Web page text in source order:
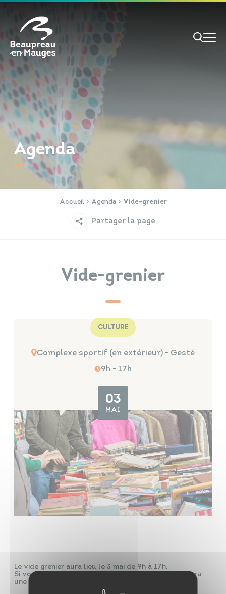
RECHERCHE
Agenda
Accueil Agenda Vide-grenier
Partager la page
Vide-grenier
CULTURE
Complexe sportif (en extérieur) - Gesté
9h - 17h
03
MAI
Le vide grenier aura lieu le 3 mai de 9h à 17h.
Si vous voulez exposer c’est sur inscription. Il y aura
une restauration et buvette sur place
Je veux
Papiers d'identité Portail Famille
Cookies management panel